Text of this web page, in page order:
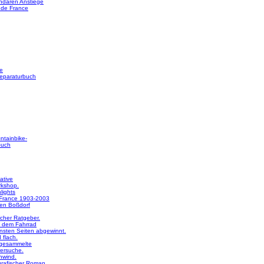
Anstiege
France
1903-2003
Boßdorf
Ratgeber.
dem Fahrrad
Seiten abgewinnt.
flach.